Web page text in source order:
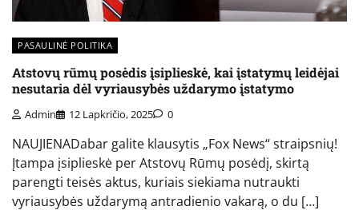
PASAULINĖ POLITIKA
Atstovų rūmų posėdis įsiplieskė, kai įstatymų leidėjai
nesutaria dėl vyriausybės uždarymo įstatymo
Admin 12 Lapkričio, 2025 0
NAUJIENADabar galite klausytis „Fox News“ straipsnių!
Įtampa įsiplieskė per Atstovų Rūmų posėdį, skirtą
parengti teisės aktus, kuriais siekiama nutraukti
vyriausybės uždarymą antradienio vakarą, o du […]